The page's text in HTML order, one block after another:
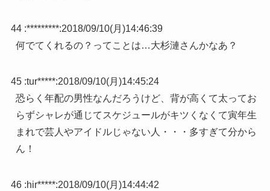
44 :*********:2018/09/10(月)14:46:39
何でてくれるの？ってことは…大杉漣さんかなあ？
45 :tur*****:2018/09/10(月)14:45:24
恐らく年配の男性なんだろうけど、背が高くて太ってお
らずシャレが通じてスケジュールがキツくなくて寅年生
まれで芸人やアイドルじゃない人・・・多すぎて分から
ん！
46 :hir*****:2018/09/10(月)14:44:42